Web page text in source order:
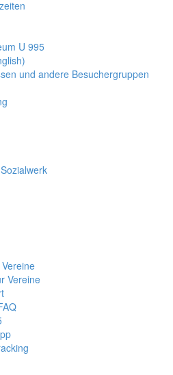
U 995
und andere Besuchergruppen
Vereine